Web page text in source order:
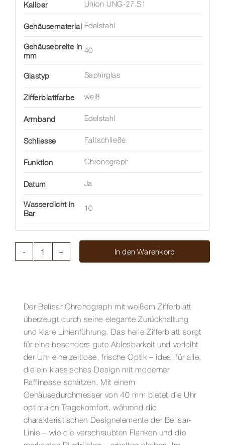
Kaliber Union UNG-27.S1
Gehäusematerial Edelstahl
Gehäusebreite in
mm
40
Glastyp Saphirglas
Zifferblattfarbe weiß
Armband Edelstahl
Schliesse Faltschließe
Funktion Chronograph
Datum Ja
Wasserdicht in
Bar
10
Menge
In den Warenkorb
Der Belisar Chronograph mit weißem Zifferblatt
überzeugt durch seine elegante Zurückhaltung
und klare Linienführung. Das helle Zifferblatt sorgt
für eine besonders gute Ablesbarkeit und verleiht
der Uhr eine zeitlose, frische Optik – ideal für alle,
die ein klassisches Design mit moderner
Raffinesse schätzen. Mit einem
Gehäusedurchmesser von 40 mm bietet die Uhr
optimalen Tragekomfort, während die
charakteristischen Designelemente der Belisar-
Linie – wie die verschraubten Flanken und die